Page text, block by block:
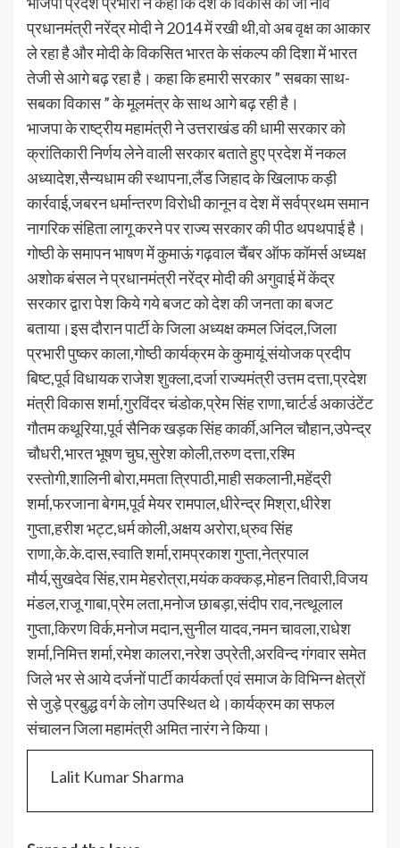
प्रधानमंत्री नरेंद्र मोदी ने 2014 में रखी थी,वो अब वृक्ष का आकार
ले रहा है और मोदी के विकसित भारत के संकल्प की दिशा में भारत
तेजी से आगे बढ़ रहा है। कहा कि हमारी सरकार ” सबका साथ-
सबका विकास ” के मूलमंत्र के साथ आगे बढ़ रही है।
भाजपा के राष्ट्रीय महामंत्री ने उत्तराखंड की धामी सरकार को
क्रांतिकारी निर्णय लेने वाली सरकार बताते हुए प्रदेश में नकल
अध्यादेश,सैन्यधाम की स्थापना,लैंड जिहाद के खिलाफ कड़ी
कार्रवाई,जबरन धर्मान्तरण विरोधी कानून व देश में सर्वप्रथम समान
नागरिक संहिता लागू करने पर राज्य सरकार की पीठ थपथपाई है।
गोष्ठी के समापन भाषण में कुमाऊं गढ़वाल चैंबर ऑफ कॉमर्स अध्यक्ष
अशोक बंसल ने प्रधानमंत्री नरेंद्र मोदी की अगुवाई में केंद्र
सरकार द्वारा पेश किये गये बजट को देश की जनता का बजट
बताया।इस दौरान पार्टी के जिला अध्यक्ष कमल जिंदल,जिला
प्रभारी पुष्कर काला,गोष्ठी कार्यक्रम के कुमायूं संयोजक प्रदीप
बिष्ट,पूर्व विधायक राजेश शुक्ला,दर्जा राज्यमंत्री उत्तम दत्ता,प्रदेश
मंत्री विकास शर्मा,गुरविंदर चंडोक,प्रेम सिंह राणा,चार्टर्ड अकाउंटेंट
गौतम कथूरिया,पूर्व सैनिक खड़क सिंह कार्की,अनिल चौहान,उपेन्द्र
चौधरी,भारत भूषण चुघ,सुरेश कोली,तरुण दत्ता,रश्मि
रस्तोगी,शालिनी बोरा,ममता त्रिपाठी,माही सकलानी,महेंद्री
शर्मा,फरजाना बेगम,पूर्व मेयर रामपाल,धीरेन्द्र मिश्रा,धीरेश
गुप्ता,हरीश भट्ट,धर्म कोली,अक्षय अरोरा,ध्रुव सिंह
राणा,के.के.दास,स्वाति शर्मा,रामप्रकाश गुप्ता,नेत्रपाल
मौर्य,सुखदेव सिंह,राम मेहरोत्रा,मयंक कक्कड़,मोहन तिवारी,विजय
मंडल,राजू गाबा,प्रेम लता,मनोज छाबड़ा,संदीप राव,नत्थूलाल
गुप्ता,किरण विर्क,मनोज मदान,सुनील यादव,नमन चावला,राधेश
शर्मा,निमित्त शर्मा,रमेश कालरा,नरेश उप्रेती,अरविन्द गंगवार समेत
जिले भर से आये दर्जनों पार्टी कार्यकर्ता एवं समाज के विभिन्न क्षेत्रों
से जुड़े प्रबुद्ध वर्ग के लोग उपस्थित थे।कार्यक्रम का सफल
संचालन जिला महामंत्री अमित नारंग ने किया।
Lalit Kumar Sharma